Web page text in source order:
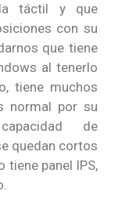
táctil y que
con su
que tiene
al tenerlo
tiene muchos
normal por su
de
quedan cortos
tiene panel IPS,